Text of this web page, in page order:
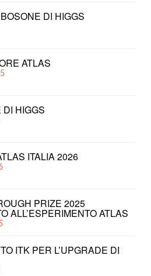
DI HIGGS
ATLAS
DI HIGGS
ITALIA 2026
PRIZE 2025
ALL’ESPERIMENTO ATLAS
ITK PER L’UPGRADE DI